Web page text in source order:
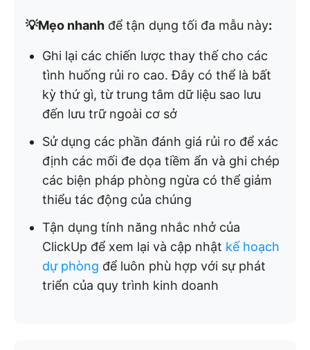
💡Mẹo nhanh để tận dụng tối đa mẫu này:
Ghi lại các chiến lược thay thế cho các
tình huống rủi ro cao. Đây có thể là bất
kỳ thứ gì, từ trung tâm dữ liệu sao lưu
đến lưu trữ ngoài cơ sở
Sử dụng các phần đánh giá rủi ro để xác
định các mối đe dọa tiềm ẩn và ghi chép
các biện pháp phòng ngừa có thể giảm
thiểu tác động của chúng
Tận dụng tính năng nhắc nhở của
ClickUp để xem lại và cập nhật kế hoạch
dự phòng để luôn phù hợp với sự phát
triển của quy trình kinh doanh